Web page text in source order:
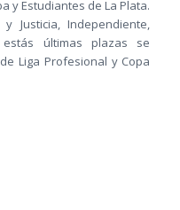
y Estudiantes de La Plata.
Justicia, Independiente,
últimas plazas se
Liga Profesional y Copa